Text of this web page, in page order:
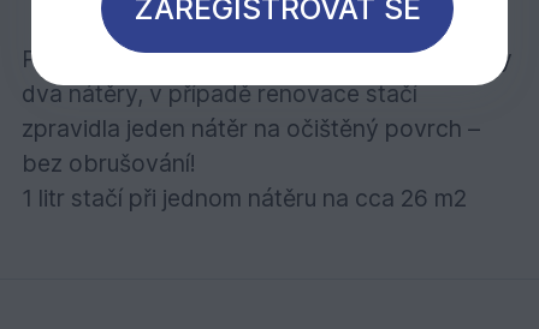
Počet nátěrů: U dřeva bez povrchové úpravy
dva nátěry, v případě renovace stačí
zpravidla jeden nátěr na očištěný povrch –
bez obrušování!
1 litr stačí při jednom nátěru na cca 26 m2
ZAREGISTROVAT SE